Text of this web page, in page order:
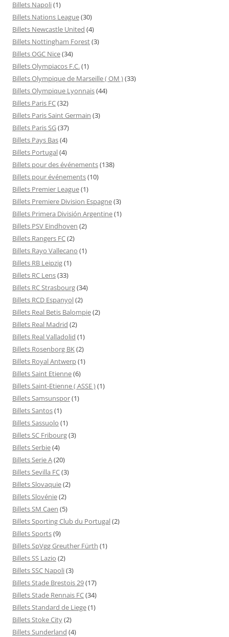
Billets Napoli(1)
Billets Nations League(30)
Billets Newcastle United (4)
Billets Nottingham Forest(3)
Billets OGC Nice(34)
Billets Olympiacos F.C.(1)
Billets Olympique de Marseille ( OM )(33)
Billets Olympique Lyonnais(44)
Billets Paris FC(32)
Billets Paris Saint Germain (3)
Billets Paris SG(37)
Billets Pays Bas(4)
Billets Portugal(4)
Billets pour des événements(138)
Billets pour événements(10)
Billets Premier League(1)
Billets Premiere Division Espagne(3)
Billets Primera División Argentine(1)
Billets PSV Eindhoven (2)
Billets Rangers FC(2)
Billets Rayo Vallecano (1)
Billets RB Leipzig(1)
Billets RC Lens(33)
Billets RC Strasbourg(34)
Billets RCD Espanyol(2)
Billets Real Betis Balompie(2)
Billets Real Madrid (2)
Billets Real Valladolid (1)
Billets Rosenborg BK(2)
Billets Royal Antwerp(1)
Billets Saint Etienne(6)
Billets Saint-Etienne ( ASSE )(1)
Billets Samsunspor(1)
Billets Santos(1)
Billets Sassuolo (1)
Billets SC Fribourg(3)
Billets Serbie(4)
Billets Serie A(20)
Billets Sevilla FC(3)
Billets Slovaquie(2)
Billets Slovénie(2)
Billets SM Caen (5)
Billets Sporting Club du Portugal(2)
Billets Sports(9)
Billets SpVgg Greuther Fürth (1)
Billets SS Lazio (2)
Billets SSC Napoli(3)
Billets Stade Brestois 29(17)
Billets Stade Rennais FC(34)
Billets Standard de Liege(1)
Billets Stoke City(2)
Billets Sunderland (4)